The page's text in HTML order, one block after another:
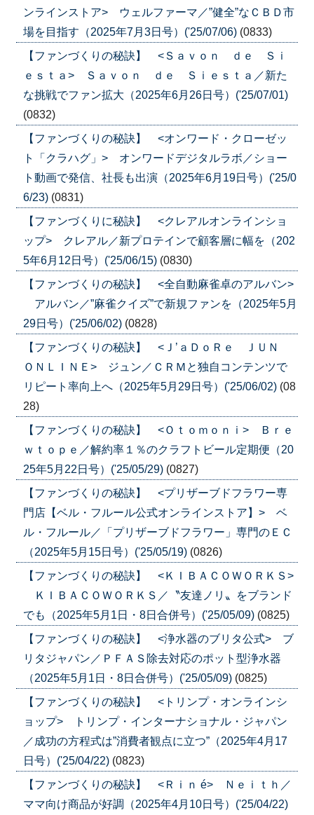
ンラインストア> ウェルファーマ／”健全”なＣＢＤ市
場を目指す（2025年7月3日号）('25/07/06) (0833)
【ファンづくりの秘訣】 <Ｓａｖｏｎ ｄｅ Ｓｉ
ｅｓｔａ> Ｓａｖｏｎ ｄｅ Ｓｉｅｓｔａ／新た
な挑戦でファン拡大（2025年6月26日号）('25/07/01)
(0832)
【ファンづくりの秘訣】 <オンワード・クローゼッ
ト「クラハグ」> オンワードデジタルラボ／ショー
ト動画で発信、社長も出演（2025年6月19日号）('25/0
6/23) (0831)
【ファンづくりに秘訣】 <クレアルオンラインショ
ップ> クレアル／新プロテインで顧客層に幅を（202
5年6月12日号）('25/06/15) (0830)
【ファンづくりの秘訣】 <全自動麻雀卓のアルバン>
アルバン／”麻雀クイズ”で新規ファンを（2025年5月
29日号）('25/06/02) (0828)
【ファンづくりの秘訣】 <Ｊ’ａＤｏＲｅ ＪＵＮ
ＯＮＬＩＮＥ> ジュン／ＣＲＭと独自コンテンツで
リピート率向上へ（2025年5月29日号）('25/06/02) (08
28)
【ファンづくりの秘訣】 <Ｏｔｏｍｏｎｉ> Ｂｒｅ
ｗｔｏｐｅ／解約率１％のクラフトビール定期便（20
25年5月22日号）('25/05/29) (0827)
【ファンづくりの秘訣】 <プリザーブドフラワー専
門店【ベル・フルール公式オンラインストア】> ベ
ル・フルール／「プリザーブドフラワー」専門のＥＣ
（2025年5月15日号）('25/05/19) (0826)
【ファンづくりの秘訣】 <ＫＩＢＡＣＯＷＯＲＫＳ>
ＫＩＢＡＣＯＷＯＲＫＳ／〝友達ノリ〟をブランド
でも（2025年5月1日・8日合併号）('25/05/09) (0825)
【ファンづくりの秘訣】 <浄水器のブリタ公式> ブ
リタジャパン／ＰＦＡＳ除去対応のポット型浄水器
（2025年5月1日・8日合併号）('25/05/09) (0825)
【ファンづくりの秘訣】 <トリンプ・オンラインシ
ョップ> トリンプ・インターナショナル・ジャパン
／成功の方程式は”消費者観点に立つ”（2025年4月17
日号）('25/04/22) (0823)
【ファンづくりの秘訣】 <Ｒｉｎ é> Ｎｅｉｔｈ／
ママ向け商品が好調（2025年4月10日号）('25/04/22)